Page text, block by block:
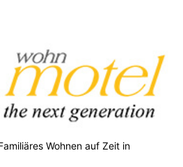
Wohnen auf Zeit in